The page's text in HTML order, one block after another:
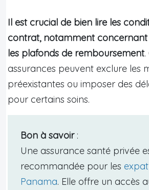
Il est crucial de bien lire les
contrat, notamment concernant
les plafonds de remboursement.
assurances peuvent exclure les
préexistantes ou imposer des
pour certains soins.
Bon à savoir:
Une assurance santé privée
recommandée pour les
Panama. Elle offre un accès